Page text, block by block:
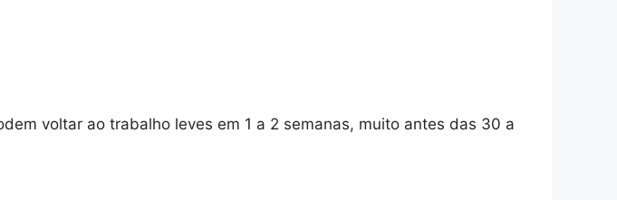
voltar ao trabalho leves em 1 a 2 semanas, muito antes das 30 a